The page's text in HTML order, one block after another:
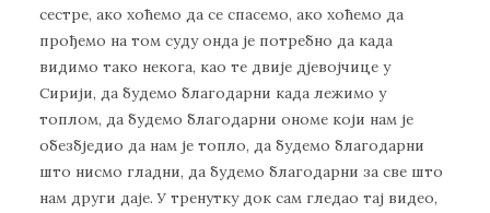
сестре, ако хоћемо да се спасемо, ако хоћемо да
прођемо на том суду онда је потребно да када
видимо тако некога, као те двије дјевојчице у
Сирији, да будемо благодарни када лежимо у
топлом, да будемо благодарни ономе који нам је
обезбједио да нам је топло, да будемо благодарни
што нисмо гладни, да будемо благодарни за све што
нам други даје. У тренутку док сам гледао тај видео,